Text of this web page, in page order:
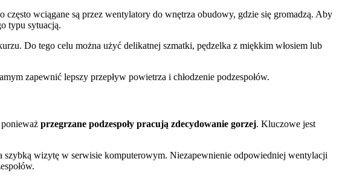
często wciągane są przez wentylatory do wnętrza obudowy, gdzie się gromadzą. Aby
typu sytuacją.
Do tego celu można użyć delikatnej szmatki, pędzelka z miękkim włosiem lub
zapewnić lepszy przepływ powietrza i chłodzenie podzespołów.
przegrzane podzespoły pracują zdecydowanie gorzej. Kluczowe jest
szybką wizytę w serwisie komputerowym. Niezapewnienie odpowiedniej wentylacji